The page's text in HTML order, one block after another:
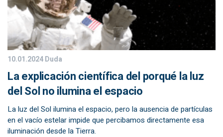
10.01.2024Duda
La explicación científica del porqué la luz
del Sol no ilumina el espacio
La luz del Sol ilumina el espacio, pero la ausencia de partículas
en el vacío estelar impide que percibamos directamente esa
iluminación desde la Tierra.